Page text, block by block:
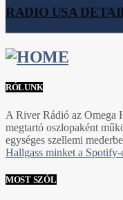
RADIO USA
RÓLUNK
A River Rádió az Omega
megtartó oszlopaként
egységes szellemi
Hallgass minket a Spotify-
MOST SZÓL